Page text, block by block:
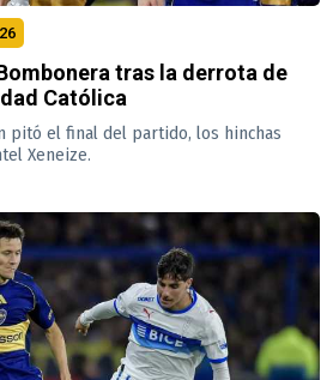
tras la derrota de
Católica
pitó el final del partido, los hinchas
Xeneize.